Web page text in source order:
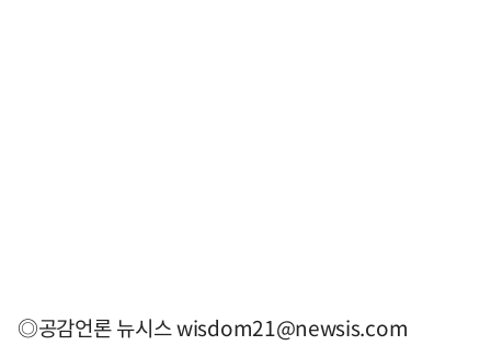
◎공감언론 뉴시스wisdom21@newsis.com